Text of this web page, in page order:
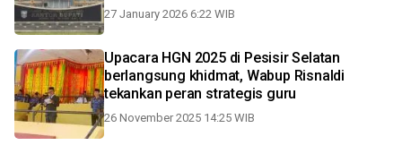
27 January 2026 6:22 WIB
Upacara HGN 2025 di Pesisir Selatan
berlangsung khidmat, Wabup Risnaldi
tekankan peran strategis guru
26 November 2025 14:25 WIB